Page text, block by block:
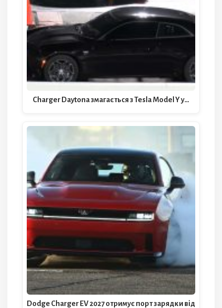
Charger Daytona змагається з Tesla Model Y у…
Dodge Charger EV 2027 отримує порт зарядки від